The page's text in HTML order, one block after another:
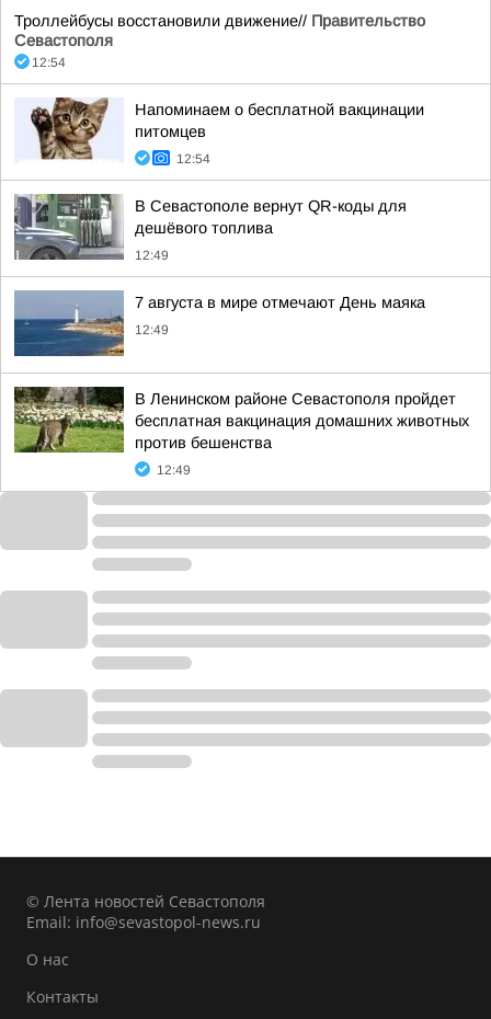
Троллейбусы восстановили движение// Правительство
Севастополя
12:54
Напоминаем о бесплатной вакцинации
питомцев
12:54
В Севастополе вернут QR-коды для
дешёвого топлива
12:49
7 августа в мире отмечают День маяка
12:49
В Ленинском районе Севастополя пройдет
бесплатная вакцинация домашних животных
против бешенства
12:49
© Лента новостей Севастополя
Email: info@sevastopol-news.ru
О нас
Контакты